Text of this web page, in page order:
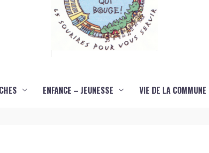
ENFANCE – JEUNESSE VIE DE LA COMMUNE